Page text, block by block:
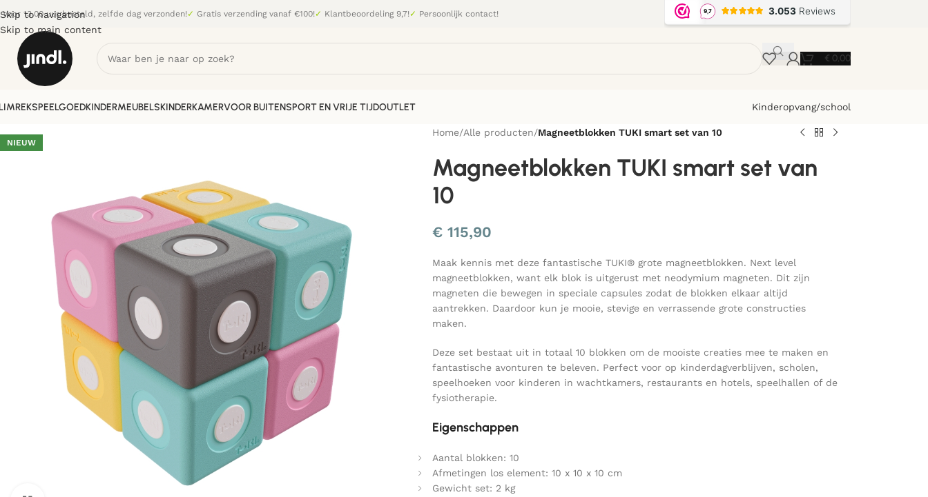
Skip to navigation
Skip to main content
Voor 13.00 uur besteld, zelfde dag verzonden!✓ Gratis verzending vanaf €100!✓ Klantbeoordeling 9,7!✓ Persoonlijk contact!
€ 0,00
SPEELGOEDKINDERMEUBELSKINDERKAMERVOOR BUITENSPORT EN VRIJE TIJDOUTLET Kinderopvang/school
NIEUW
Home/Alle producten/Magneetblokken TUKI smart set van 10
Magneetblokken TUKI smart set van
10
€115,90
Maak kennis met deze fantastische TUKI® grote magneetblokken. Next level
magneetblokken, want elk blok is uitgerust met neodymium magneten. Dit zijn
magneten die bewegen in speciale capsules zodat de blokken elkaar altijd
aantrekken. Daardoor kun je mooie, stevige en verrassende grote constructies
maken.
Deze set bestaat uit in totaal 10 blokken om de mooiste creaties mee te maken en
fantastische avonturen te beleven. Perfect voor op kinderdagverblijven, scholen,
speelhoeken voor kinderen in wachtkamers, restaurants en hotels, speelhallen of de
fysiotherapie.
Eigenschappen
Aantal blokken: 10
Afmetingen los element: 10 x 10 x 10 cm
Gewicht set: 2 kg